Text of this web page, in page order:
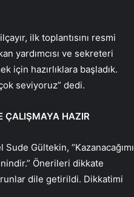
ilk toplantısını resmi
yardımcısı ve sekreteri
için hazırlıklara başladık.
seviyoruz” dedi.
ÇALIŞMAYA HAZIR
Gültekin, “Kazanacağımı
Önerileri dikkate
dile getirildi. Dikkatimi